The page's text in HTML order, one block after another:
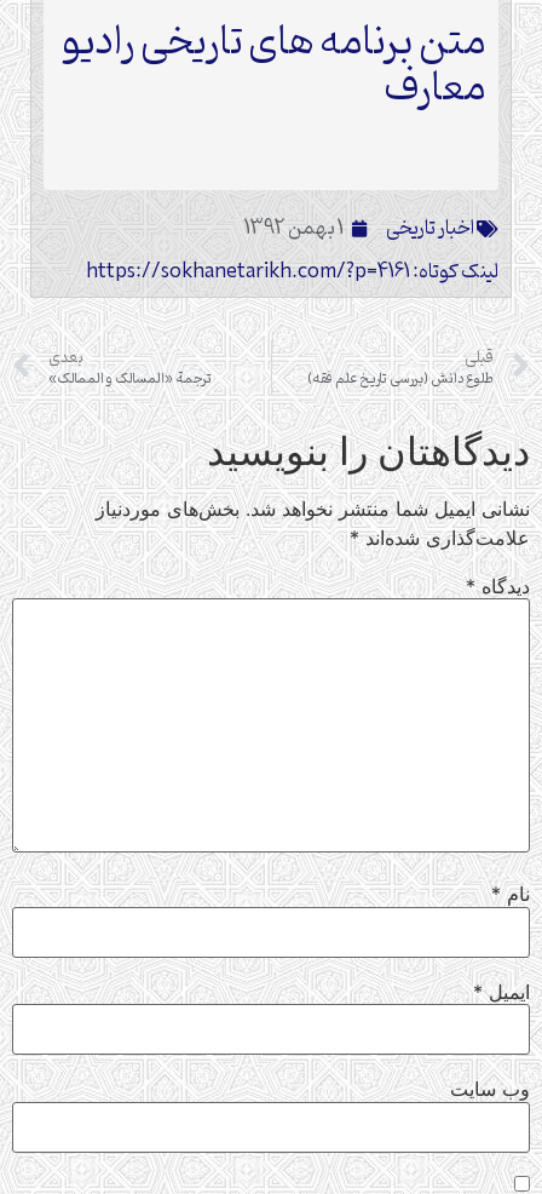
متن برنامه های تاریخی رادیو
معارف
اخبار تاریخی
1 بهمن 1392
لینک کوتاه: https://sokhanetarikh.com/?p=4161
قبلی
طلوع دانش (بررسی تاریخ علم فقه)
بعدی
ترجمة «المسالک و الممالک»
دیدگاهتان را بنویسید
نشانی ایمیل شما منتشر نخواهد شد. بخش‌های موردنیاز
علامت‌گذاری شده‌اند*
دیدگاه*
نام*
ایمیل*
وب‌ سایت